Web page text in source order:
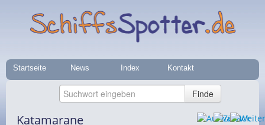
Startseite News Index Kontakt
Katamarane